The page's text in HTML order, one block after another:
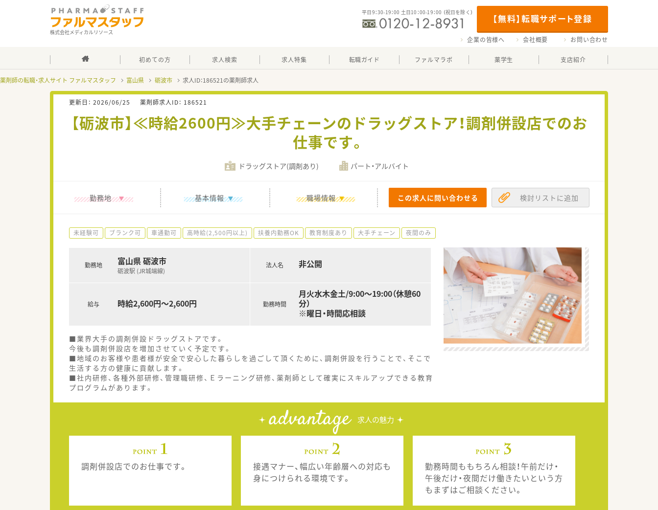
株式会社メディカルリソース
【無料】転職サポート登録
平日9：30-19：00 土日10：00-19：00 （祝日を除く）
企業の皆様へ 会社概要 お問い合わせ
初めての方 求人検索 求人特集 転職ガイド ファルマラボ 薬学生 支店紹介
薬剤師の転職・求人サイト ファルマスタッフ 富山県 砺波市 求人ID：186521の薬剤師求人
更新日： 2026/06/25 薬剤師求人ID： 186521
【砺波市】≪時給2600円≫大手チェーンのドラッグストア！調剤併設店でのお
仕事です。
ドラッグストア(調剤あり) パート・アルバイト
勤務地 基本情報 職場情報 この求人に問い合わせる 検討リストに追加
未経験可 ブランク可 車通勤可 高時給(2,500円以上) 扶養内勤務OK 教育制度あり 大手チェーン 夜間のみ
勤務地 富山県 砺波市
砺波駅 (JR城端線)
給与 時給2,600円～2,600円
法人名 非公開
勤務時間
月火水木金土/9:00～19:00（休憩60
分）
※曜日・時間応相談
■業界大手の調剤併設ドラッグストアです。
今後も調剤併設店を増加させていく予定です。
■地域のお客様や患者様が安全で安心した暮らしを過ごして頂くために、調剤併設を行うことで、そこで
生活する方の健康に貢献します。
■社内研修、各種外部研修、管理職研修、Ｅラーニング研修、薬剤師として確実にスキルアップできる教育
プログラムがあります。
advantage 求人の魅力
調剤併設店でのお仕事です。
接遇マナー、幅広い年齢層への対応も
身につけられる環境です。
勤務時間ももちろん相談！午前だけ・
午後だけ・夜間だけ働きたいという方
もまずはご相談ください。